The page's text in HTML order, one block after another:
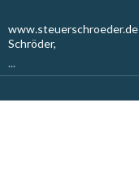
www.steuerschroeder.de
Schröder,
...